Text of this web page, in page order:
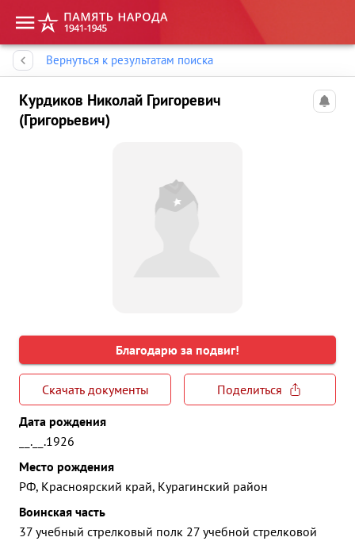
Вернуться к результатам поиска
Курдиков Николай Григоревич
(Григорьевич)
Благодарю за подвиг!
Скачать документы
Поделиться
Дата рождения
__.__.1926
Место рождения
РФ, Красноярский край, Курагинский район
Воинская часть
37 учебный стрелковый полк 27 учебной стрелковой
Память народа